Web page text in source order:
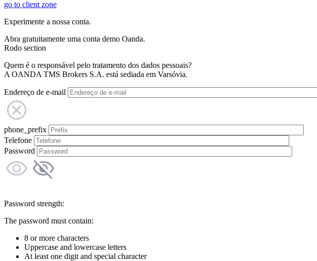
go to client zone
Experimente a nossa conta.
Abra gratuitamente uma conta demo Oanda.
Rodo section
Quem é o responsável pelo tratamento dos dados pessoais?
A OANDA TMS Brokers S.A. está sediada em Varsóvia.
Endereço de e-mail
phone_prefix
Telefone
Password
Password strength:
The password must contain:
8 or more characters
Uppercase and lowercase letters
At least one digit and special character